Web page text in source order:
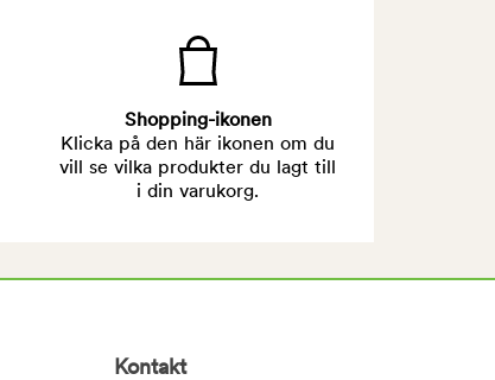
Shopping-ikonen
Klicka på den här ikonen om du
vill se vilka produkter du lagt till
i din varukorg.
Kontakt